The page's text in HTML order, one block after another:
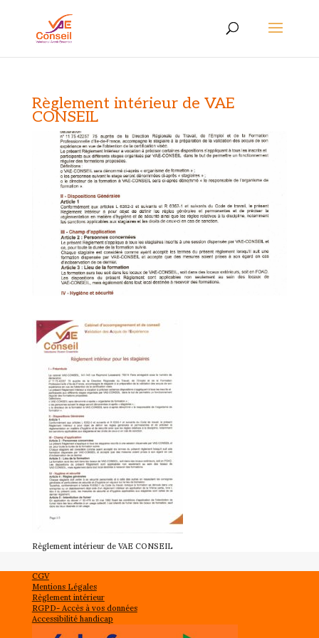
Règlement intérieur de VAE
CONSEIL
Règlement intérieur de VAE CONSEIL
CGV
Mentions Légales
Règlement intérieur
RGPD- Accès à vos données
Accessibilité handicap